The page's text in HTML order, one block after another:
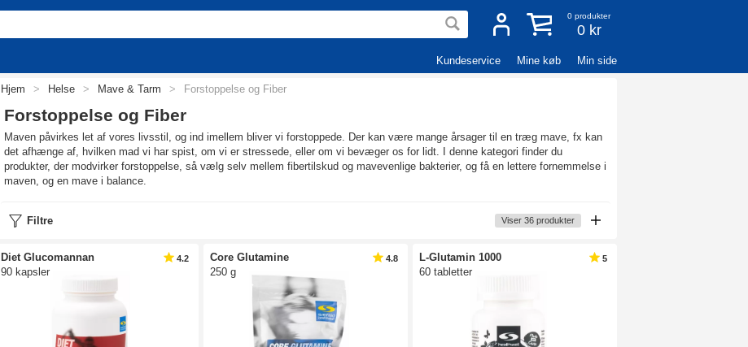
0 produkter
0 kr
Kundeservice Mine køb Min side
Hjem > Helse > Mave & Tarm > Forstoppelse og Fiber
Forstoppelse og Fiber
Maven påvirkes let af vores livsstil, og ind imellem bliver vi forstoppede. Der kan være mange årsager til en træg mave, fx kan
det afhænge af, hvilken mad vi har spist, om vi er stressede, eller om vi bevæger os for lidt. I denne kategori finder du
produkter, der modvirker forstoppelse, så vælg selv mellem fibertilskud og mavevenlige bakterier, og få en lettere fornemmelse i
maven, og en mave i balance.
Filtre Viser 36 produkter
Diet Glucomannan
90 kapsler
4.2
Core Glutamine
250 g
4.8
L-Glutamin 1000
60 tabletter
5